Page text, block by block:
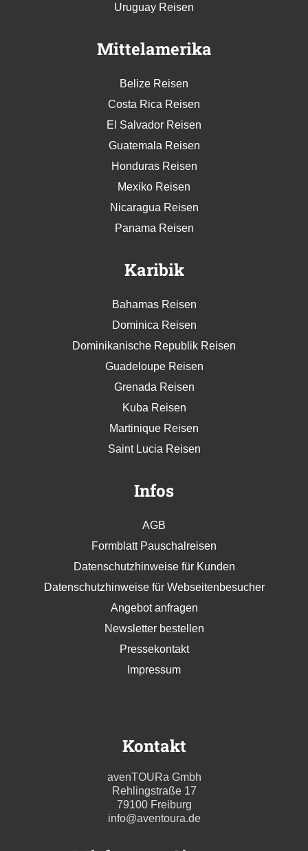
Uruguay Reisen
Mittelamerika
Belize Reisen
Costa Rica Reisen
El Salvador Reisen
Guatemala Reisen
Honduras Reisen
Mexiko Reisen
Nicaragua Reisen
Panama Reisen
Karibik
Bahamas Reisen
Dominica Reisen
Dominikanische Republik Reisen
Guadeloupe Reisen
Grenada Reisen
Kuba Reisen
Martinique Reisen
Saint Lucia Reisen
Infos
AGB
Formblatt Pauschalreisen
Datenschutzhinweise für Kunden
Datenschutzhinweise für Webseitenbesucher
Angebot anfragen
Newsletter bestellen
Pressekontakt
Impressum
Kontakt
avenTOURa Gmbh
Rehlingstraße 17
79100 Freiburg
info@aventoura.de